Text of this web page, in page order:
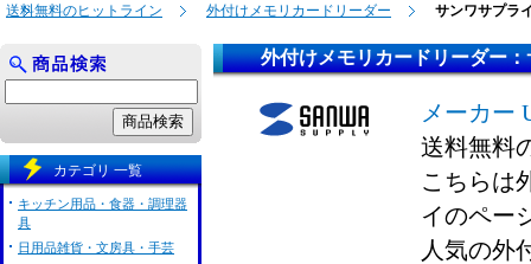
送料無料のヒットライン 外付けメモリカードリーダー サンワサプラ
外付けメモリカードリーダー
メーカー
送料無料
こちらは
イのペー
人気の外
カテゴリ 一覧
キッチン用品・食器・調理器
具
日用品雑貨・文房具・手芸